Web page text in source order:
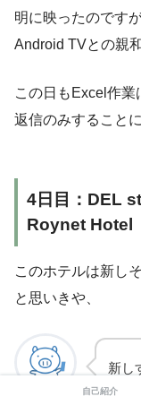
明に映ったのです
Android TVとの親
この日もExcel作
返信のみすること
4日目：DEL
Roynet Hotel
このホテルは新し
と思いきや、
新し
自己紹介